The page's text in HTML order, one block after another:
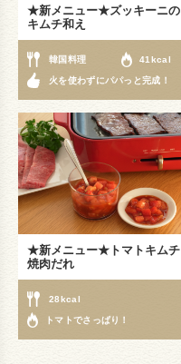
★新メニュー★ズッキーニの
キムチ和え
韓国料理 41kcal
火を使わずにパパっと完成！
★新メニュー★トマトキムチ
焼肉だれ
28kcal
トマトでさっぱり！